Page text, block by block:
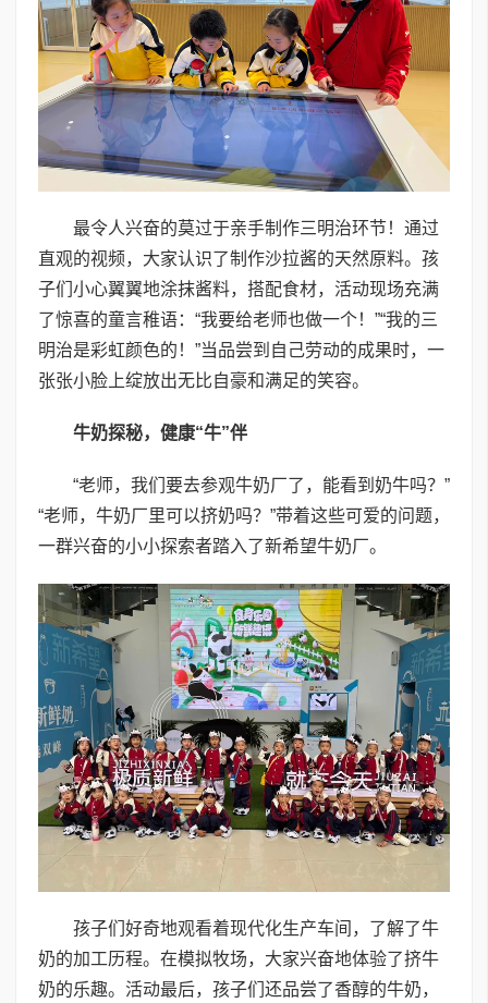
最令人兴奋的莫过于亲手制作三明治环节！通过
直观的视频，大家认识了制作沙拉酱的天然原料。孩
子们小心翼翼地涂抹酱料，搭配食材，活动现场充满
了惊喜的童言稚语：“我要给老师也做一个！”“我的三
明治是彩虹颜色的！”当品尝到自己劳动的成果时，一
张张小脸上绽放出无比自豪和满足的笑容。
牛奶探秘，健康“牛”伴
“老师，我们要去参观牛奶厂了，能看到奶牛吗？”
“老师，牛奶厂里可以挤奶吗？”带着这些可爱的问题，
一群兴奋的小小探索者踏入了新希望牛奶厂。
孩子们好奇地观看着现代化生产车间，了解了牛
奶的加工历程。在模拟牧场，大家兴奋地体验了挤牛
奶的乐趣。活动最后，孩子们还品尝了香醇的牛奶，